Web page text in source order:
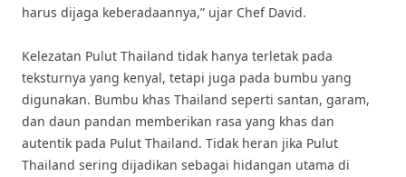
harus dijaga keberadaannya,” ujar Chef David.
Kelezatan Pulut Thailand tidak hanya terletak pada
teksturnya yang kenyal, tetapi juga pada bumbu yang
digunakan. Bumbu khas Thailand seperti santan, garam,
dan daun pandan memberikan rasa yang khas dan
autentik pada Pulut Thailand. Tidak heran jika Pulut
Thailand sering dijadikan sebagai hidangan utama di